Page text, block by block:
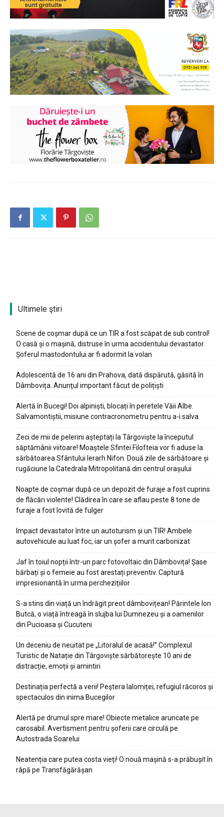
Ultimele ştiri
Scene de coșmar după ce un TIR a fost scăpat de sub control!
O casă și o mașină, distruse în urma accidentului devastator.
Șoferul mastodontului ar fi adormit la volan
Adolescentă de 16 ani din Prahova, dată dispărută, găsită în
Dâmbovița. Anunțul important făcut de polițiști
Alertă în Bucegi! Doi alpiniști, blocați în peretele Văii Albe.
Salvamontiștii, misiune contracronometru pentru a-i salva
Zeci de mii de pelerini așteptați la Târgoviște la începutul
săptămânii viitoare! Moaștele Sfintei Filofteia vor fi aduse la
sărbătoarea Sfântului Ierarh Nifon. Două zile de sărbătoare și
rugăciune la Catedrala Mitropolitană din centrul orașului
Noapte de coșmar după ce un depozit de furaje a fost cuprins
de flăcări violente! Clădirea în care se aflau peste 8 tone de
furaje a fost lovită de fulger
Impact devastator între un autoturism și un TIR! Ambele
autovehicule au luat foc, iar un șofer a murit carbonizat
Jaf în toiul nopții într-un parc fotovoltaic din Dâmbovița! Șase
bărbați și o femeie au fost arestați preventiv. Captură
impresionantă în urma perchezițiilor
S-a stins din viață un îndrăgit preot dâmbovițean! Părintele Ion
Butcă, o viață întreagă în slujba lui Dumnezeu și a oamenilor
din Pucioasa și Cucuteni
Un deceniu de neuitat pe „Litoralul de acasă!” Complexul
Turistic de Natație din Târgoviște sărbătorește 10 ani de
distracție, emoții și amintiri
Destinația perfectă a verii! Peștera Ialomiței, refugiul răcoros și
spectaculos din inima Bucegilor
Alertă pe drumul spre mare! Obiecte metalice aruncate pe
carosabil. Avertisment pentru șoferii care circulă pe
Autostrada Soarelui
Neatenția care putea costa vieți! O nouă mașină s-a prăbușit în
râpă pe Transfăgărășan